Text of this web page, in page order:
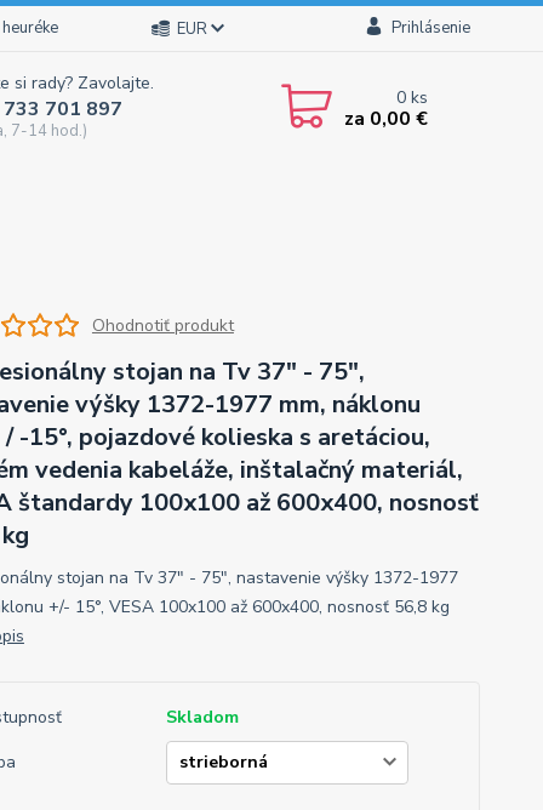
EUR Prihlásenie
si rady? Zavolajte.
701 897
7-14 hod.)
0ks
za 0,00 €
Ohodnotiť produkt
stojan na Tv 37" - 75",
výšky 1372-1977 mm, náklonu
/ -15°, pojazdové kolieska s aretáciou,
vedenia kabeláže, inštalačný materiál,
štandardy 100x100 až 600x400, nosnosť
stojan na Tv 37" - 75", nastavenie výšky 1372-1977
+/- 15°, VESA 100x100 až 600x400, nosnosť 56,8 kg
Skladom